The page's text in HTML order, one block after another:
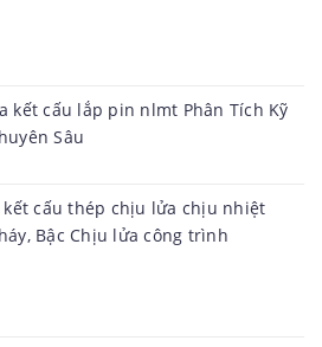
kết cấu lắp pin nlmt Phân Tích Kỹ
Sâu
kết cấu thép chịu lửa chịu nhiệt
Bậc Chịu lửa công trình